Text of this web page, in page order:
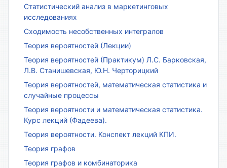
Статистический анализ в маркетинговых
исследованиях
Сходимость несобственных интегралов
Теория вероятностей (Лекции)
Теория вероятностей (Практикум) Л.С. Барковская,
Л.В. Станишевская, Ю.Н. Черторицкий
Теория вероятностей, математическая статистика и
случайные процессы
Теория вероятности и математическая статистика.
Курс лекций (Фадеева).
Теория вероятности. Конспект лекций КПИ.
Теория графов
Теория графов и комбинаторика